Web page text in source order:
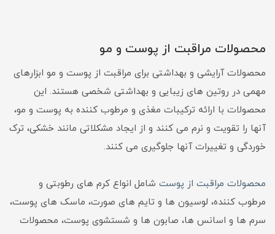
محصولات مراقبت از پوست و مو
محصولات آرایشی و بهداشتی برای مراقبت از پوست و مو ابزارهای
مهمی در روتین های زیبایی و بهداشتی شخصی هستند. این
محصولات با ارائه ترکیبات مغذی و مرطوب کننده به پوست و مو،
آنها را تقویت و نرم می کنند و از ایجاد مشکلاتی مانند خشکی، ترک
خوردگی و تغییرات آنها جلوگیری می کنند.
محصولات مراقبت از پوست شامل انواع کرم های رطوبتی و
مرطوب کننده، لوسیون ها و تایم های صورت، ماسک های پوست،
سرم ها و اسانس ها، صابون ها و شستشوی پوست، محصولات